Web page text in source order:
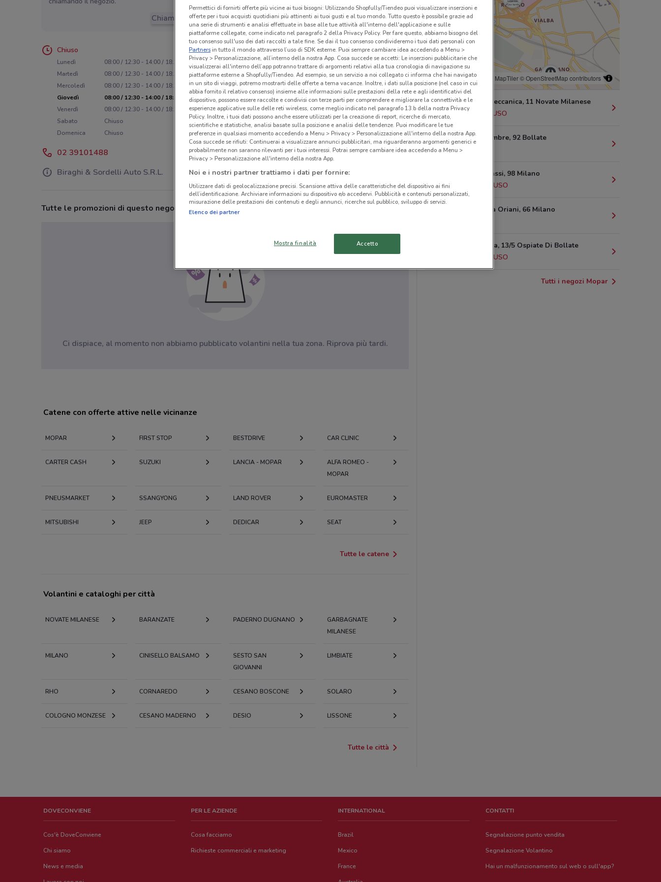
Chiama il negozio
Chiuso
Lunedì
08:00 / 12:30 - 14:00 / 18:30
Martedì
08:00 / 12:30 - 14:00 / 18:30
Mercoledì
08:00 / 12:30 - 14:00 / 18:30
Giovedì
08:00 / 12:30 - 14:00 / 18:30
Venerdì
08:00 / 12:30 - 14:00 / 18:30
Sabato
Chiuso
Domenica
Chiuso
02 39101488
Biraghi & Sordelli Auto S.R.L.
Tutte le promozioni di questo negozio
Ci dispiace, al momento non abbiamo pubblicato volantini nella tua zona. Riprova più tardi.
© MapTiler© OpenStreetMap contributors
Via Della Meccanica, 11 Novate Milanese
674 m
CHIUSO
Via Iv Novembre, 92 Bollate
1.5 km
Via G.B. Grassi, 98 Milano
CHIUSO
Via Barnaba Oriani, 66 Milano
Via Ghisalba, 13/5 Ospiate Di Bollate
CHIUSO
Tutti i negozi Mopar
Catene con offerte attive nelle vicinanze
MOPAR FIRST STOP BESTDRIVE CAR CLINIC
CARTER CASH SUZUKI LANCIA - MOPAR
ALFA ROMEO -
MOPAR
PNEUSMARKET SSANGYONG LAND ROVER EUROMASTER
MITSUBISHI JEEP DEDICAR SEAT
Tutte le catene
Volantini e cataloghi per città
NOVATE MILANESE BARANZATE PADERNO DUGNANO
GARBAGNATE
MILANESE
MILANO CINISELLO BALSAMO
SESTO SAN
GIOVANNI
LIMBIATE
RHO CORNAREDO CESANO BOSCONE SOLARO
COLOGNO MONZESE CESANO MADERNO DESIO LISSONE
Tutte le città
DOVECONVIENE
Cos'è DoveConviene
Chi siamo
News e media
PER LE AZIENDE
Cosa facciamo
Richieste commerciali e marketing
INTERNATIONAL
Brazil
Mexico
France
CONTATTI
Segnalazione punto vendita
Segnalazione Volantino
Hai un malfunzionamento sul web o sull'app?
Permettici di fornirti offerte più vicine ai tuoi bisogni: Utilizzando Shopfully/Tiendeo puoi visualizzare inserzioni e
offerte per i tuoi acquisti quotidiani più attinenti ai tuoi gusti e al tuo mondo. Tutto questo è possibile grazie ad
una serie di strumenti e analisi effettuate in base alle tue attività all'interno dell'applicazione e sulle
piattaforme collegate, come indicato nel paragrafo 2 della Privacy Policy. Per fare questo, abbiamo bisogno del
tuo consenso sull'uso dei dati raccolti a tale fine. Se dai il tuo consenso condivideremo i tuoi dati personali con
Partnersin tutto il mondo attraverso l’uso di SDK esterne. Puoi sempre cambiare idea accedendo a Menu >
Privacy > Personalizzazione, all’interno della nostra App. Cosa succede se accetti: Le inserzioni pubblicitarie che
visualizzerai all'interno dell’app potranno trattare di argomenti relativi alla tua cronologia di navigazione su
piattaforme esterne a Shopfully/Tiendeo. Ad esempio, se un servizio a noi collegato ci informa che hai navigato
in un sito di viaggi, potremo mostrarti delle offerte a tema vacanze. Inoltre, i dati sulla posizione (nel caso in cui
abbia fornito il relativo consenso) insieme alle informazioni sulle prestazioni della rete e agli identificativi del
dispositivo, possono essere raccolte e condivisi con terze parti per comprendere e migliorare la connettività e le
esperienze applicative sulle delle reti wireless, come meglio indicato nel paragrafo 13.b della nostra Privacy
Policy. Inoltre, i tuoi dati possono anche essere utilizzati per la creazione di report, ricerche di mercato,
scientifiche e statistiche, analisi basate sulla posizione e analisi delle tendenze. Puoi modificare le tue
preferenze in qualsiasi momento accedendo a Menu > Privacy > Personalizzazione all'interno della nostra App.
Cosa succede se rifiuti: Continuerai a visualizzare annunci pubblicitari, ma riguarderanno argomenti generici e
probabilmente non saranno rilevanti per i tuoi interessi. Potrai sempre cambiare idea accedendo a Menu >
Privacy > Personalizzazione all'interno della nostra App.
Noi e i nostri partner trattiamo i dati per fornire:
Utilizzare dati di geolocalizzazione precisi. Scansione attiva delle caratteristiche del dispositivo ai fini
dell’identificazione. Archiviare informazioni su dispositivo e/o accedervi. Pubblicità e contenuti personalizzati,
misurazione delle prestazioni dei contenuti e degli annunci, ricerche sul pubblico, sviluppo di servizi.
Elenco dei partner
Mostra finalità Accetto